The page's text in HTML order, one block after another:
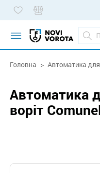
Головна Автоматика для
Автоматика
воріт